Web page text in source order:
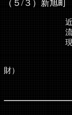
（５/３）新旭町
近江源氏 佐々
流鏑馬を
現在も、１２
財）